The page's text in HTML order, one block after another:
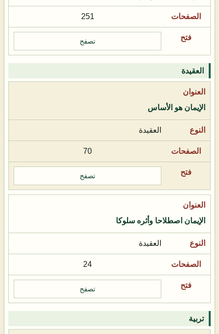
251
تصفح
العقيدة
الإيمان هو الأساس
العقيدة
70
تصفح
الإيمان اصطلاحا وأثره سلوكا
العقيدة
24
تصفح
تربية